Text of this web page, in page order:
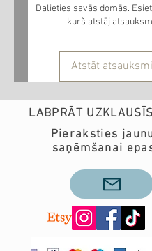
Dalieties savās domās.
kurš atstāj
Atstāt atsauksmi
LABPRĀT
Pieraksties
saņēmšanai